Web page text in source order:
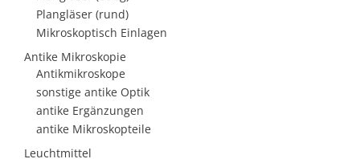
Plangläser (rund)
Mikroskoptisch Einlagen
Antike Mikroskopie
Antikmikroskope
sonstige antike Optik
antike Ergänzungen
antike Mikroskopteile
Leuchtmittel